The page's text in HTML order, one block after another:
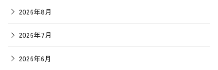
2026年8月
2026年7月
2026年6月